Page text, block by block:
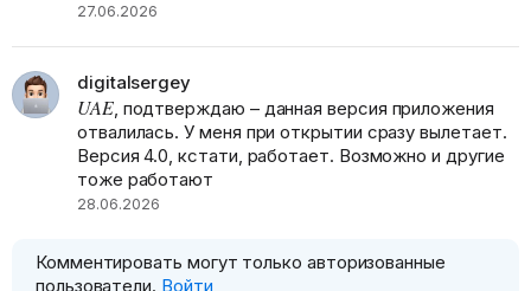
27.06.2026
digitalsergey
UAE, подтверждаю – данная версия приложения
отвалилась. У меня при открытии сразу вылетает.
Версия 4.0, кстати, работает. Возможно и другие
тоже работают
28.06.2026
Комментировать могут только авторизованные
пользователи. Войти